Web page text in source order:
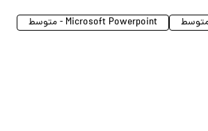
Microsoft Powerpoint - متوسط